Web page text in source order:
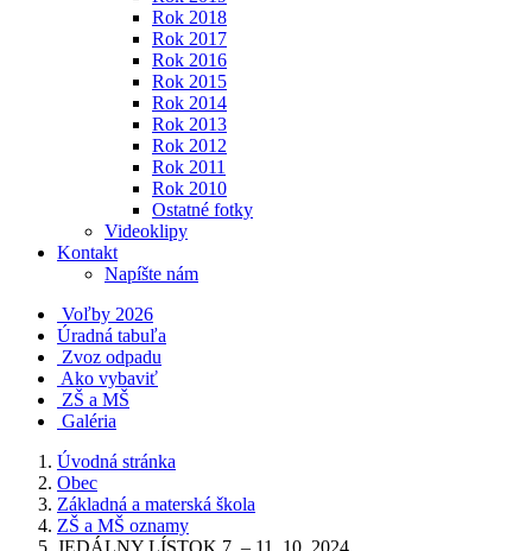
Rok 2018
Rok 2017
Rok 2016
Rok 2015
Rok 2014
Rok 2013
Rok 2012
Rok 2011
Rok 2010
Ostatné fotky
Videoklipy
Kontakt
Napíšte nám
Voľby 2026
Úradná tabuľa
Zvoz odpadu
Ako vybaviť
ZŠ a MŠ
Galéria
Úvodná stránka
Obec
Základná a materská škola
ZŠ a MŠ oznamy
JEDÁLNY LÍSTOK 7. – 11. 10. 2024